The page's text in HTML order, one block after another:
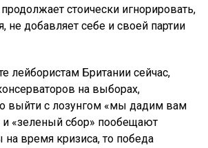
стоически игнорировать,
не добавляет себе и своей партии
лейбористам Британии сейчас,
на выборах,
выйти с лозунгом «мы дадим вам
«зеленый сбор» пообещают
на время кризиса, то победа